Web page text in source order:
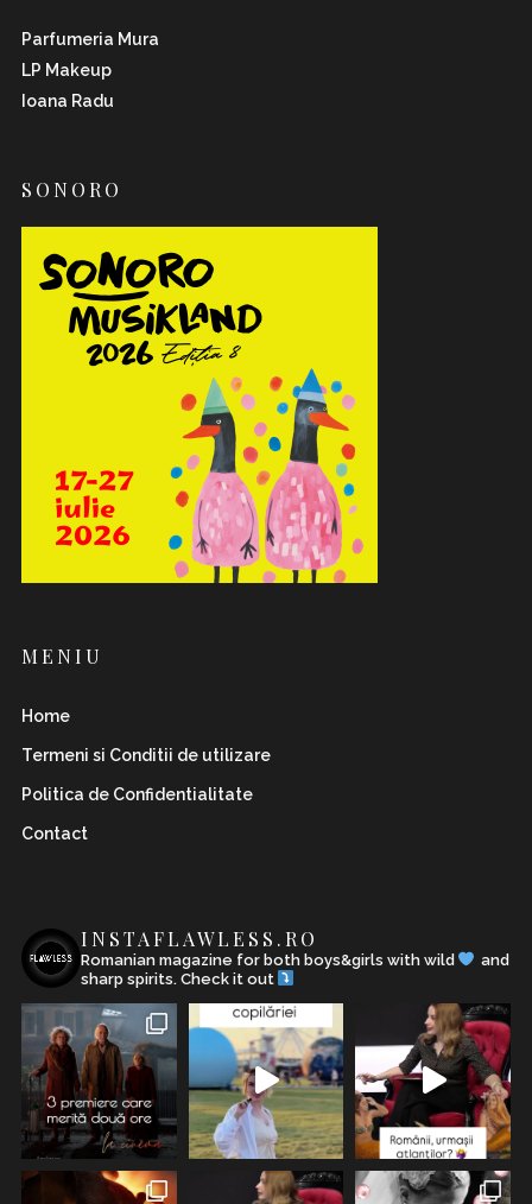
Parfumeria Mura
LP Makeup
Ioana Radu
SONORO
MENIU
Home
Termeni si Conditii de utilizare
Politica de Confidentialitate
Contact
INSTAFLAWLESS.RO
Romanian magazine for both boys&girls with wild
and
sharp spirits. Check it out